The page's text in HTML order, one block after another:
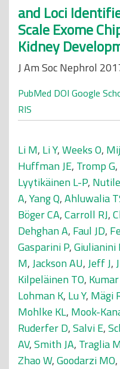
and Loci
Scale Exome
Kidney
J Am Soc Nephrol
PubMed DOI Google
RIS
Li M, Li Y,Weeks O,
Huffman JE, Tromp G,
Lyytikäinen L-P,
A,Yang Q,Ahluwalia
Böger CA,Carroll RJ,
Dehghan A, Faul JD,
Gasparini P,Giulianini
M,Jackson AU,Jeff J,
Kilpeläinen TO,
Lohman K, Lu Y, Mägi
Mohlke KL, Mook-
Ruderfer D,Salvi E,
AV,Smith JA, Traglia
Zhao W,Goodarzi MO,